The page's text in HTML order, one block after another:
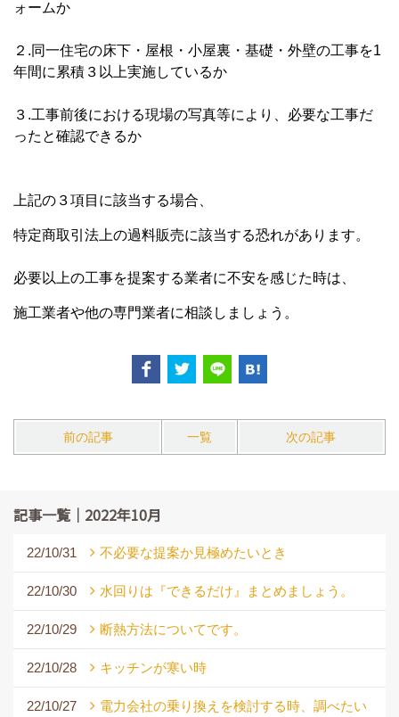
ォームか
２.同一住宅の床下・屋根・小屋裏・基礎・外壁の工事を1
年間に 累積３以上実施しているか
３.工事前後における現場の写真等により、必要な工事だ
ったと確認できるか
上記の３項目に該当する場合、
特定商取引法上の過料販売に該当する恐れがあります。
必要以上の工事を提案する業者に不安を感じた時は、
施工業者や他の専門業者に相談しましょう。
前の記事 一覧 次の記事
記事一覧｜2022年10月
22/10/31 不必要な提案か見極めたいとき
22/10/30 水回りは『できるだけ』まとめましょう。
22/10/29 断熱方法についてです。
22/10/28 キッチンが寒い時
22/10/27
電力会社の乗り換えを検討する時、調べたい